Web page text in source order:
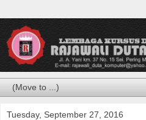
Tuesday, September 27, 2016